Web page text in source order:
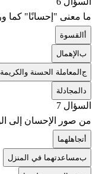
ما معنى "إحسانًا" كما
القسوة
بالإهمال
جالمعاملة الحسنة والكريمة
المجادلة
السؤال 7
من صور الإحسان إلى
تجاهلهما
بمساعدتهما في المنزل